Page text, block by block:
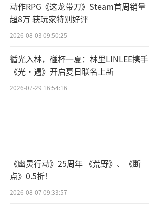
动作RPG《这龙带刀》Steam首周销量
超8万 获玩家特别好评
2026-08-03 09:50:25
循光入林，碰杯一夏：林里LINLEE携手
《光·遇》开启夏日联名上新
2026-07-29 16:54:16
《幽灵行动》25周年 《荒野》、《断
点》0.5折！
2026-08-07 09:33:57